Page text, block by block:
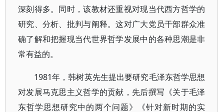
深刻得多。同时，该教材还重视对现当代西方哲学的
研究、分析、批判与阐释。这对广大党员干部群众准
确了解和把握现当代世界哲学发展中的各种思潮是非
常有益的。
1981年，韩树英先生提出要研究毛泽东哲学思想
对发展马克思主义哲学的贡献，先后撰写《关于毛泽
东哲学思想研究中的两个问题》《针对新时期的实